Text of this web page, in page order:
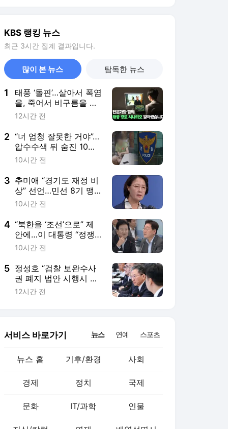
KBS 랭킹 뉴스
최근 3시간 집계 결과입니다.
많이 본 뉴스 탐독한 뉴스
1
태풍 ‘돌핀’…살아서 폭염
을, 죽어서 비구름을 남
긴다
12시간 전
2 “너 엄청 잘못한 거야”…
압수수색 뒤 숨진 10대,
유족 국가배상 소송
10시간 전
3 추미애 “경기도 재정 비
상” 선언…민선 8기 맹
비난
10시간 전
4 “북한을 ‘조선’으로” 제
안에…이 대통령 “정쟁
될 수 있어”
10시간 전
5 정성호 “검찰 보완수사
권 폐지 법안 시행시 고
소인·피해자 없는 인지
사건은 사실상 경찰 종
12시간 전
서비스 바로가기 뉴스 연예 스포츠
뉴스 홈 기후/환경 사회
경제 정치 국제
문화 IT/과학 인물